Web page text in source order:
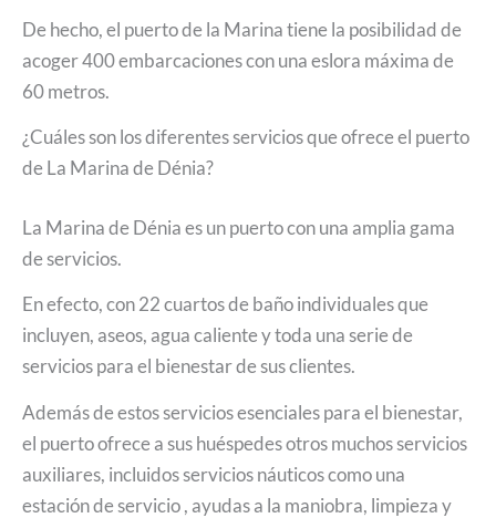
De hecho, el puerto de la Marina tiene la posibilidad de
acoger 400 embarcaciones con una eslora máxima de
60 metros.
¿Cuáles son los diferentes servicios que ofrece el puerto
de La Marina de Dénia?
La Marina de Dénia es un puerto con una amplia gama
de servicios.
En efecto, con 22 cuartos de baño individuales que
incluyen, aseos, agua caliente y toda una serie de
servicios para el bienestar de sus clientes.
Además de estos servicios esenciales para el bienestar,
el puerto ofrece a sus huéspedes otros muchos servicios
auxiliares, incluidos servicios náuticos como una
estación de servicio , ayudas a la maniobra, limpieza y